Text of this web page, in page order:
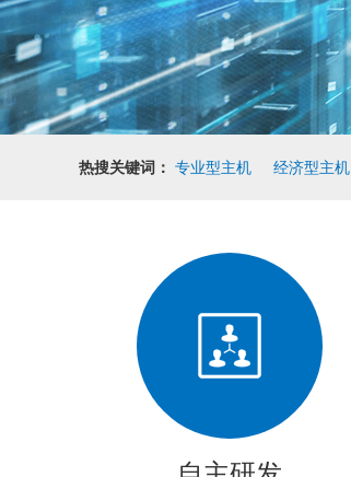
热搜关键词： 专业型主机 经济型主机